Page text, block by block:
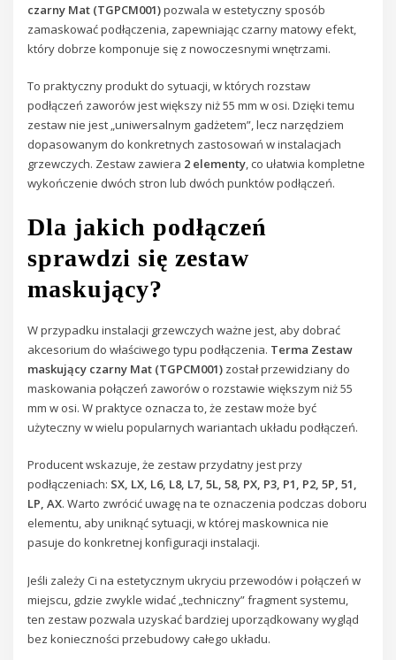
czarny Mat (TGPCM001)pozwala w estetyczny sposób
zamaskować podłączenia, zapewniając czarny matowy efekt,
który dobrze komponuje się z nowoczesnymi wnętrzami.
To praktyczny produkt do sytuacji, w których rozstaw
podłączeń zaworów jest większy niż 55 mm w osi. Dzięki temu
zestaw nie jest „uniwersalnym gadżetem”, lecz narzędziem
dopasowanym do konkretnych zastosowań w instalacjach
grzewczych. Zestaw zawiera 2 elementy, co ułatwia kompletne
wykończenie dwóch stron lub dwóch punktów podłączeń.
Dla jakich podłączeń
sprawdzi się zestaw
maskujący?
W przypadku instalacji grzewczych ważne jest, aby dobrać
akcesorium do właściwego typu podłączenia. Terma Zestaw
maskujący czarny Mat (TGPCM001) został przewidziany do
maskowania połączeń zaworów o rozstawie większym niż 55
mm w osi. W praktyce oznacza to, że zestaw może być
użyteczny w wielu popularnych wariantach układu podłączeń.
Producent wskazuje, że zestaw przydatny jest przy
podłączeniach: SX, LX, L6, L8, L7, 5L, 58, PX, P3, P1, P2, 5P, 51,
LP, AX. Warto zwrócić uwagę na te oznaczenia podczas doboru
elementu, aby uniknąć sytuacji, w której maskownica nie
pasuje do konkretnej konfiguracji instalacji.
Jeśli zależy Ci na estetycznym ukryciu przewodów i połączeń w
miejscu, gdzie zwykle widać „techniczny” fragment systemu,
ten zestaw pozwala uzyskać bardziej uporządkowany wygląd
bez konieczności przebudowy całego układu.